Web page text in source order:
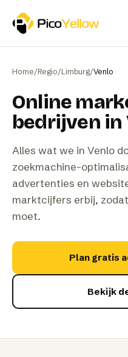
Home/Regio/Limburg/Venlo
Online
bedrijven in
Alles wat we in Venlo
zoekmachine-
advertenties en
marktcijfers erbij,
moet.
Plan gratis
Bekijk